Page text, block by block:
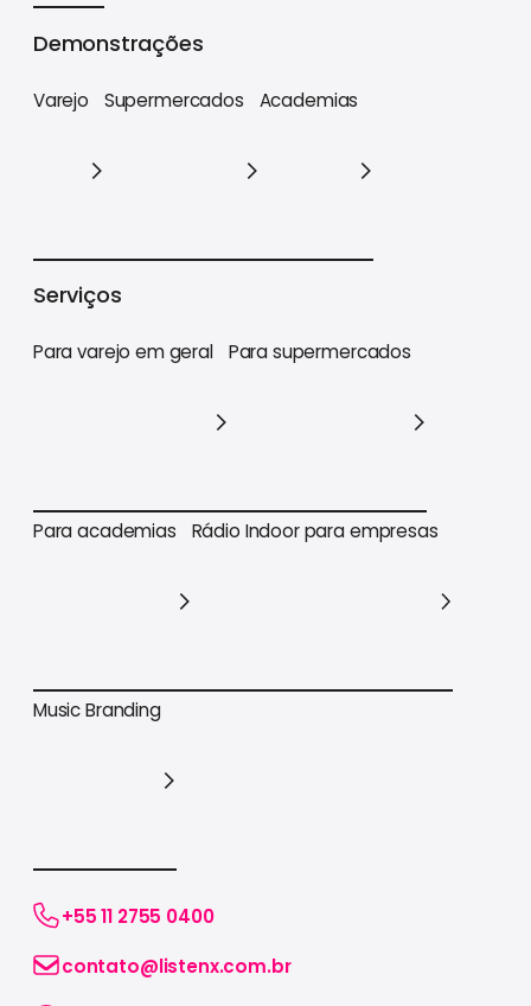
Demonstrações
Varejo Supermercados Academias
Serviços
Para varejo em geral
Para varejo em geral
Para supermercados
Para supermercados
Para academias
Para academias
Rádio Indoor para empresas
Music Branding
+55 11 2755 0400
contato@listenx.com.br